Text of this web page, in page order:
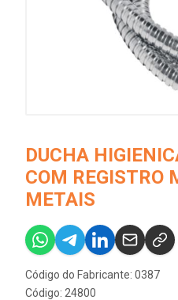
DUCHA
COM REGISTRO
METAIS
Código do Fabricante: 0387
Código: 24800